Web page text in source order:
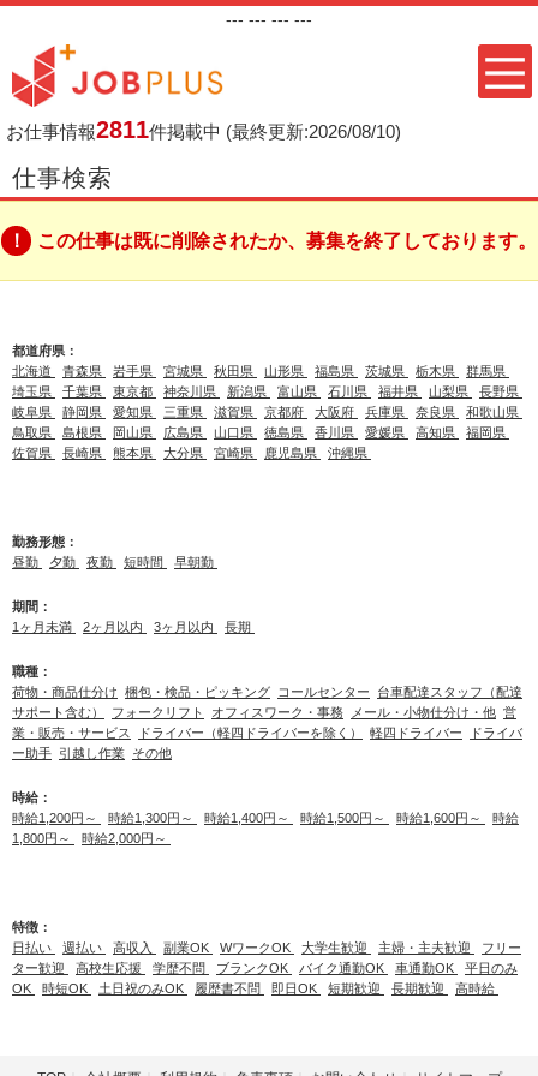
--- --- --- ---
お仕事情報2811件掲載中 (最終更新:2026/08/10)
仕事検索
この仕事は既に削除されたか、募集を終了しております。
都道府県：
北海道
青森県 岩手県 宮城県 秋田県 山形県 福島県 茨城県 栃木県
群馬県
埼玉県
千葉県 東京都 神奈川県 新潟県 富山県 石川県 福井県 山梨県
長野県
岐阜県
静岡県 愛知県 三重県 滋賀県 京都府 大阪府 兵庫県 奈良県
和歌山県
鳥取県
島根県 岡山県 広島県 山口県 徳島県 香川県 愛媛県 高知県
福岡県
佐賀県
長崎県 熊本県 大分県 宮崎県 鹿児島県 沖縄県
勤務形態：
昼勤
夕勤 夜勤 短時間 早朝勤
期間：
1ヶ月未満
2ヶ月以内 3ヶ月以内 長期
職種：
荷物・商品仕分け 梱包・検品・ピッキング コールセンター
台車配達スタッフ（配達
サポート含む）
フォークリフト オフィスワーク・事務 メール・小物仕分け・他 営
業・販売・サービス
ドライバー（軽四ドライバーを除く） 軽四ドライバー
ドライバ
ー助手 引越し作業 その他
時給：
時給1,200円～
時給1,300円～ 時給1,400円～ 時給1,500円～ 時給1,600円～
時給
1,800円～
時給2,000円～
特徴：
日払い
週払い 高収入 副業OK WワークOK 大学生歓迎 主婦・主夫歓迎
フリー
ター歓迎
高校生応援 学歴不問 ブランクOK バイク通勤OK 車通勤OK
平日のみ
OK
時短OK 土日祝のみOK 履歴書不問 即日OK 短期歓迎 長期歓迎 高時給